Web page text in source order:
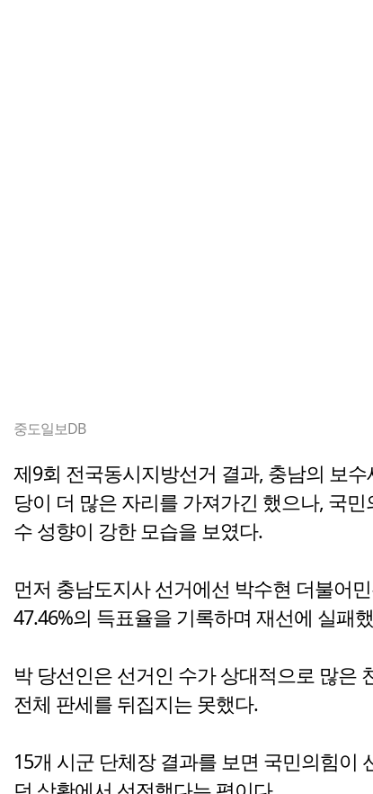
중도일보DB
제9회 전국동시지방선거 결과, 충남의 보
당이 더 많은 자리를 가져가긴 했으나, 국
수 성향이 강한 모습을 보였다.
먼저 충남도지사 선거에선 박수현 더불어
47.46%의 득표율을 기록하며 재선에 실패
박 당선인은 선거인 수가 상대적으로 많은
전체 판세를 뒤집지는 못했다.
15개 시군 단체장 결과를 보면 국민의힘이